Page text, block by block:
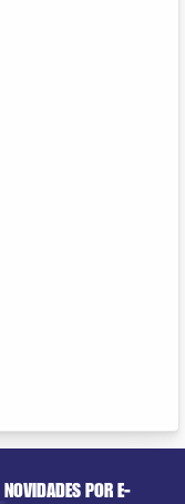
NOVIDADES POR E-